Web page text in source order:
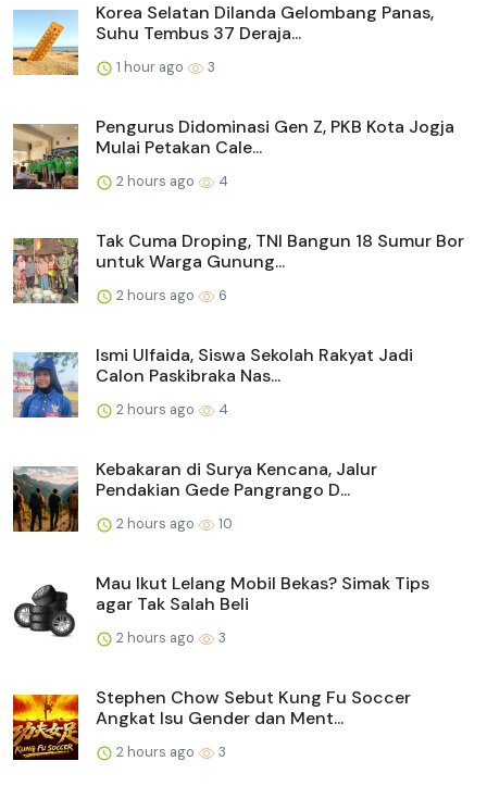
Korea Selatan Dilanda Gelombang Panas,
Suhu Tembus 37 Deraja...
1 hour ago 3
Pengurus Didominasi Gen Z, PKB Kota Jogja
Mulai Petakan Cale...
2 hours ago 4
Tak Cuma Droping, TNI Bangun 18 Sumur Bor
untuk Warga Gunung...
2 hours ago 6
Ismi Ulfaida, Siswa Sekolah Rakyat Jadi
Calon Paskibraka Nas...
2 hours ago 4
Kebakaran di Surya Kencana, Jalur
Pendakian Gede Pangrango D...
2 hours ago 10
Mau Ikut Lelang Mobil Bekas? Simak Tips
agar Tak Salah Beli
2 hours ago 3
Stephen Chow Sebut Kung Fu Soccer
Angkat Isu Gender dan Ment...
2 hours ago 3